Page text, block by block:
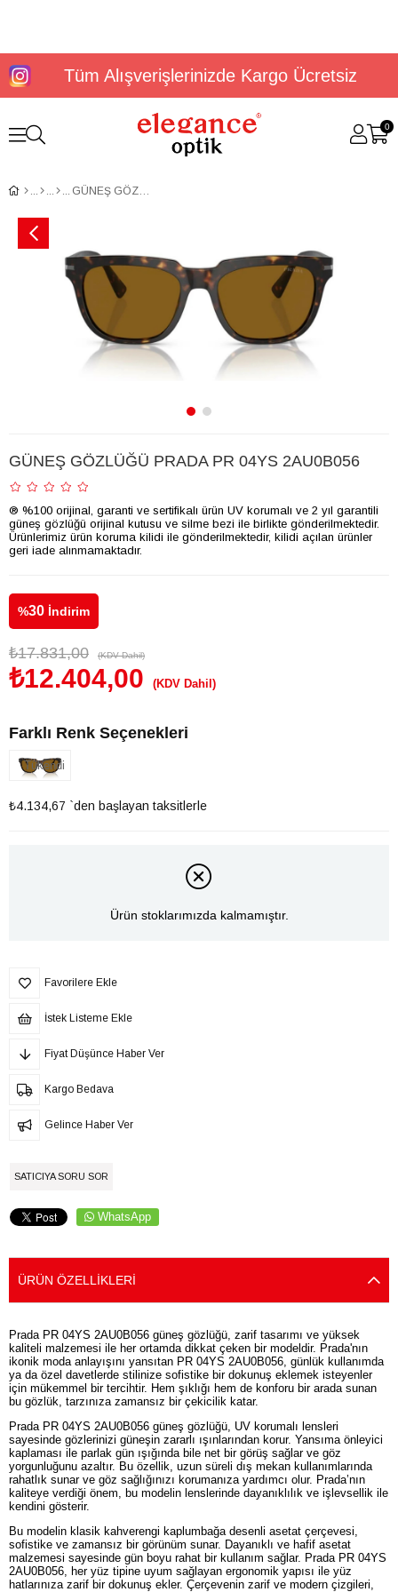
Tüm Alışverişlerinizde Kargo Ücretsiz
0
GÜNEŞ GÖZLÜĞÜ PRADA PR 04YS 2AU0B056
GÜNEŞ GÖZLÜĞÜ PRADA PR 04YS 2AU0B056
® %100 orijinal, garanti ve sertifikalı ürün UV korumalı ve 2 yıl garantili
güneş gözlüğü orijinal kutusu ve silme bezi ile birlikte gönderilmektedir.
Ürünlerimiz ürün koruma kilidi ile gönderilmektedir, kilidi açılan ürünler
geri iade alınmamaktadır.
%30 İndirim
₺17.831,00 (KDV Dahil)
₺12.404,00 (KDV Dahil)
Farklı Renk Seçenekleri
Tükendi
₺4.134,67 `den başlayan taksitlerle
Ürün stoklarımızda kalmamıştır.
Favorilere Ekle
İstek Listeme Ekle
Fiyat Düşünce Haber Ver
Kargo Bedava
Gelince Haber Ver
SATICIYA SORU SOR
WhatsApp
ÜRÜN ÖZELLIKLERI
Prada PR 04YS 2AU0B056 güneş gözlüğü, zarif tasarımı ve yüksek
kaliteli malzemesi ile her ortamda dikkat çeken bir modeldir. Prada'nın
ikonik moda anlayışını yansıtan PR 04YS 2AU0B056, günlük kullanımda
ya da özel davetlerde stilinize sofistike bir dokunuş eklemek isteyenler
için mükemmel bir tercihtir. Hem şıklığı hem de konforu bir arada sunan
bu gözlük, tarzınıza zamansız bir çekicilik katar.
Prada PR 04YS 2AU0B056 güneş gözlüğü, UV korumalı lensleri
sayesinde gözlerinizi güneşin zararlı ışınlarından korur. Yansıma önleyici
kaplaması ile parlak gün ışığında bile net bir görüş sağlar ve göz
yorgunluğunu azaltır. Bu özellik, uzun süreli dış mekan kullanımlarında
rahatlık sunar ve göz sağlığınızı korumanıza yardımcı olur. Prada’nın
kaliteye verdiği önem, bu modelin lenslerinde dayanıklılık ve işlevsellik ile
kendini gösterir.
Bu modelin klasik kahverengi kaplumbağa desenli asetat çerçevesi,
sofistike ve zamansız bir görünüm sunar. Dayanıklı ve hafif asetat
malzemesi sayesinde gün boyu rahat bir kullanım sağlar. Prada PR 04YS
2AU0B056, her yüz tipine uyum sağlayan ergonomik yapısı ile yüz
hatlarınıza zarif bir dokunuş ekler. Çerçevenin zarif ve modern çizgileri,